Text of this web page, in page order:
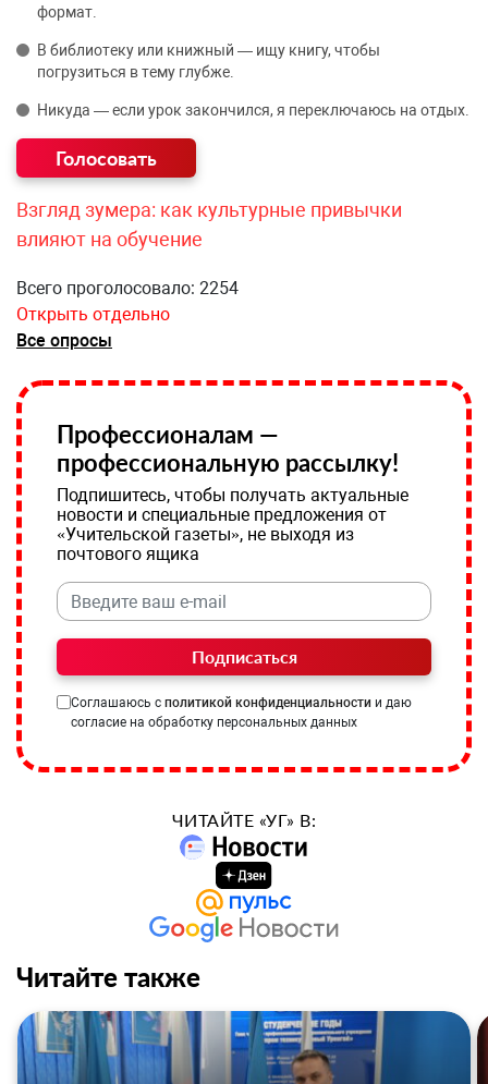
формат.
В библиотеку или книжный — ищу книгу, чтобы
погрузиться в тему глубже.
Никуда — если урок закончился, я переключаюсь на отдых.
Взгляд зумера: как культурные привычки
влияют на обучение
Всего проголосовало: 2254
Открыть отдельно
Все опросы
Профессионалам —
профессиональную рассылку!
Подпишитесь, чтобы получать актуальные
новости и специальные предложения от
«Учительской газеты», не выходя из
почтового ящика
Подписаться
Соглашаюсь с политикой конфиденциальности и даю
согласие на обработку персональных данных
ЧИТАЙТЕ «УГ» В:
Читайте также